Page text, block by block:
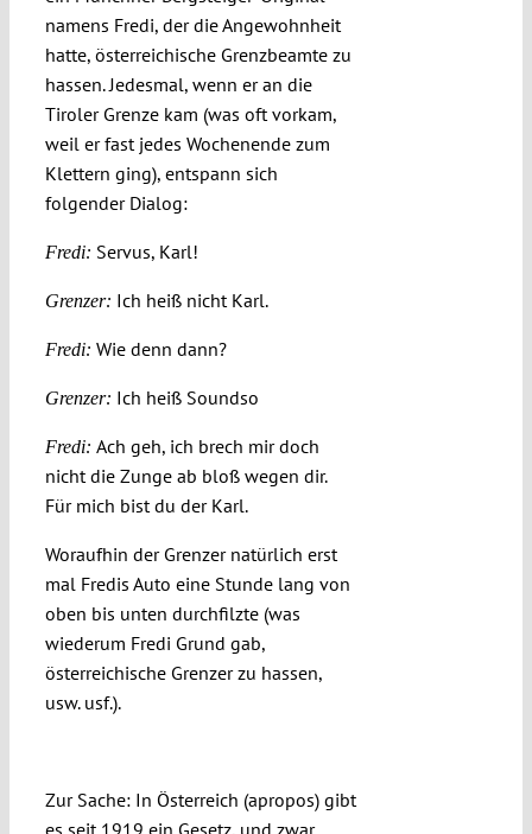
Funding
Projects
namens Fredi, der die Angewohnheit
hatte, österreichische Grenzbeamte zu
hassen. Jedesmal, wenn er an die
Tiroler Grenze kam (was oft vorkam,
weil er fast jedes Wochenende zum
Klettern ging), entspann sich
folgender Dialog:
Fredi: Servus, Karl!
Grenzer: Ich heiß nicht Karl.
Fredi: Wie denn dann?
Grenzer: Ich heiß Soundso
Fredi: Ach geh, ich brech mir doch
nicht die Zunge ab bloß wegen dir.
Für mich bist du der Karl.
Woraufhin der Grenzer natürlich erst
mal Fredis Auto eine Stunde lang von
oben bis unten durchfilzte (was
wiederum Fredi Grund gab,
österreichische Grenzer zu hassen,
usw. usf.).
Zur Sache: In Österreich (apropos) gibt
es seit 1919 ein Gesetz, und zwar